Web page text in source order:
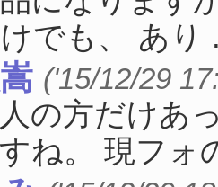
でも、 あり
('15/12/29
の方だけあ
ね。 現フォ